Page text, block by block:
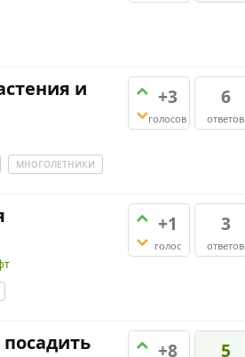
+3
голосов
6
ответов
и
МНОГОЛЕТНИКИ
+1
голос
3
ответов
+8 5